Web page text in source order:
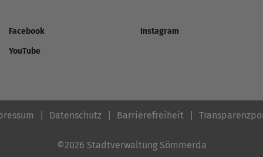
Facebook
Instagram
YouTube
Datenschutz Barrierefreiheit
©2026 Stadtverwaltung Sömmerda